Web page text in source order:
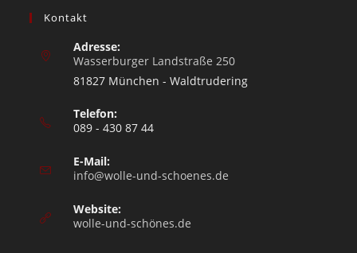
Kontakt
Adresse:
Wasserburger Landstraße 250
81827 München - Waldtrudering
Telefon:
089 - 430 87 44
E-Mail:
info@wolle-und-schoenes.de
Website:
wolle-und-schönes.de